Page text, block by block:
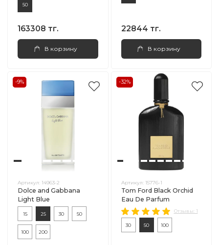
50
163308 тг.
В корзину
22844 тг.
В корзину
-9%
Артикул: 14963-2
Dolce and Gabbana
Light Blue
15 25 30 50
100 200
-32%
Артикул: 15776-1
Tom Ford Black Orchid
Eau De Parfum
Отзывы: 1
30 50 100